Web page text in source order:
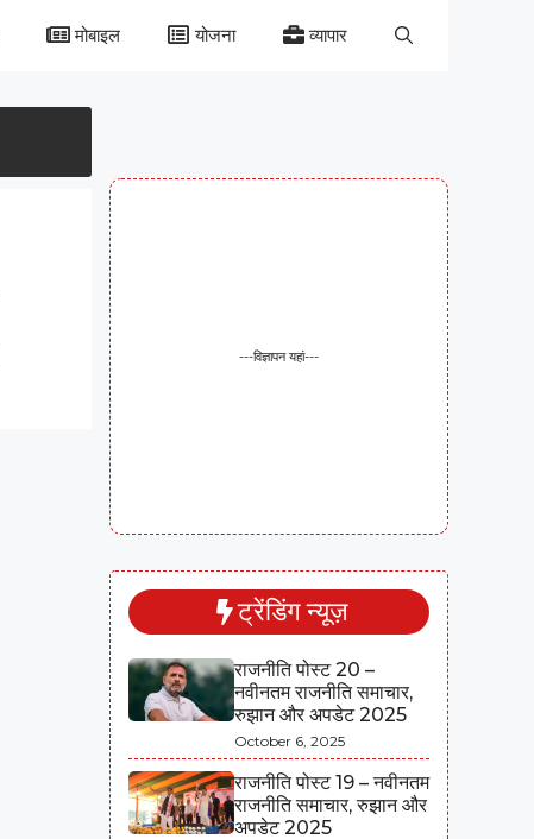
मोबाइल योजना व्यापार
---विज्ञापन यहां---
ट्रेंडिंग न्यूज़
राजनीति पोस्ट 20 –
नवीनतम राजनीति समाचार,
रुझान और अपडेट 2025
October 6, 2025
राजनीति पोस्ट 19 – नवीनतम
राजनीति समाचार, रुझान और
अपडेट 2025